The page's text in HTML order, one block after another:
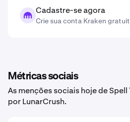
Cadastre-se agora
Crie sua conta Kraken
Métricas sociais
As menções sociais hoje de
por LunarCrush.